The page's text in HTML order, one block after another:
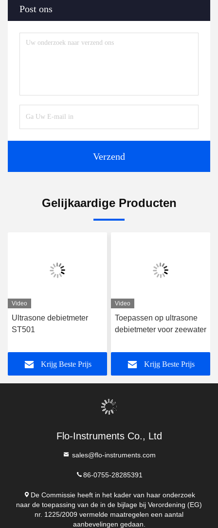
Contacten
Contact nu
Verzend
Klem op de waterstroommeter